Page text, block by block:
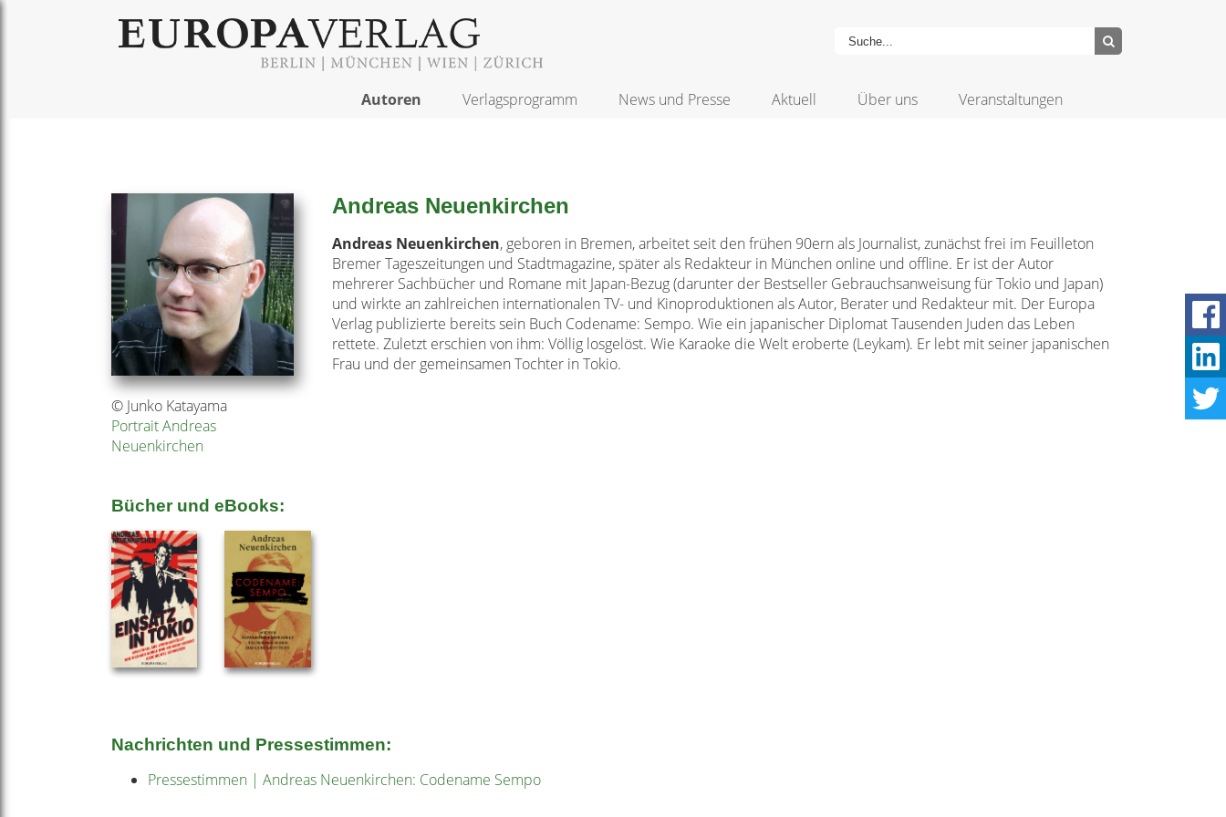
Autoren Verlagsprogramm News und Presse Aktuell Über uns Veranstaltungen
© Junko Katayama
Portrait Andreas
Neuenkirchen
Andreas Neuenkirchen
Andreas Neuenkirchen, geboren in Bremen, arbeitet seit den frühen 90ern als Journalist, zunächst frei im Feuilleton
Bremer Tageszeitungen und Stadtmagazine, später als Redakteur in München online und offline. Er ist der Autor
mehrerer Sachbücher und Romane mit Japan-Bezug (darunter der Bestseller Gebrauchsanweisung für Tokio und Japan)
und wirkte an zahlreichen internationalen TV- und Kinoproduktionen als Autor, Berater und Redakteur mit. Der Europa
Verlag publizierte bereits sein Buch Codename: Sempo. Wie ein japanischer Diplomat Tausenden Juden das Leben
rettete. Zuletzt erschien von ihm: Völlig losgelöst. Wie Karaoke die Welt eroberte (Leykam). Er lebt mit seiner japanischen
Frau und der gemeinsamen Tochter in Tokio.
Bücher und eBooks:
Nachrichten und Pressestimmen:
Pressestimmen | Andreas Neuenkirchen: Codename Sempo